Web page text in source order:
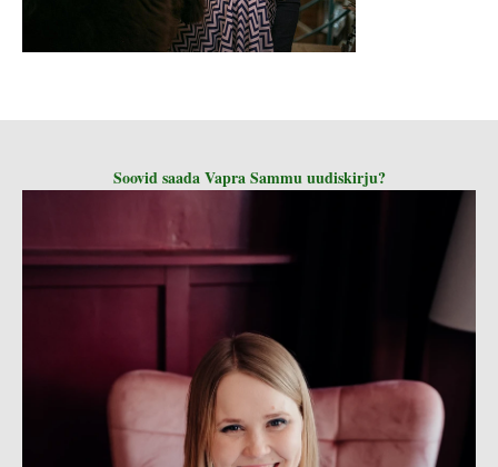
Soovid saada Vapra Sammu uudiskirju?